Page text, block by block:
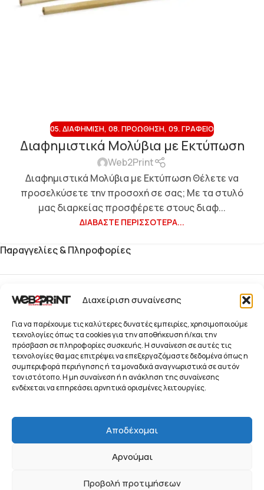
Διαχείριση συναίνεσης
Για να παρέχουμε τις καλύτερες δυνατές εμπειρίες, χρησιμοποιούμε
τεχνολογίες όπως τα cookies για την αποθήκευση ή/και την
πρόσβαση σε πληροφορίες συσκευής. Η συναίνεση σε αυτές τις
τεχνολογίες θα μας επιτρέψει να επεξεργαζόμαστε δεδομένα όπως η
συμπεριφορά περιήγησης ή τα μοναδικά αναγνωριστικά σε αυτόν
τον ιστότοπο. Η μη συναίνεση ή η ανάκληση της συναίνεσης
ενδέχεται να επηρεάσει αρνητικά ορισμένες λειτουργίες.
Αποδέχομαι
Αρνούμαι
Προβολή προτιμήσεων
05. ΔΙΑΦΉΜΙΣΗ, 08. ΠΡΟΏΘΗΣΗ, 09. ΓΡΑΦΕΊΟ
Διαφημιστικά Μολύβια με Εκτύπωση
Web2Print
Διαφημιστικά Μολύβια με Εκτύπωση Θέλετε να
προσελκύσετε την προσοχή σε σας; Με τα στυλό
μας διαρκείας προσφέρετε στους διαφ...
ΔΙΑΒΆΣΤΕ ΠΕΡΙΣΣΌΤΕΡΑ...
Παραγγελίες & Πληροφορίες
Blog
Παραγγελίες
Προϊόντα
Ενημερωτικό Δελτίο
© 2026 Web2Print
Συστήματα Προβολής, Προώθησης και Οπτικής
Επικοινωνίας Επιχειρήσεων